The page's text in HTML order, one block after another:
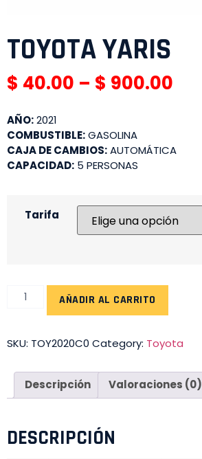
TOYOTA YARIS
$ 40.00 – $ 900.00
AÑO:2021
COMBUSTIBLE:GASOLINA
CAJA DE CAMBIOS:AUTOMÁTICA
CAPACIDAD: 5 PERSONAS
Tarifa
AÑADIR AL CARRITO
SKU: TOY2020C0 Category: Toyota
Descripción Valoraciones (0)
DESCRIPCIÓN